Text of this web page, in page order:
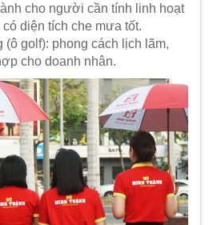
cho người cần tính linh hoạt
diện tích che mưa tốt.
(ô golf): phong cách lịch lãm,
cho doanh nhân.